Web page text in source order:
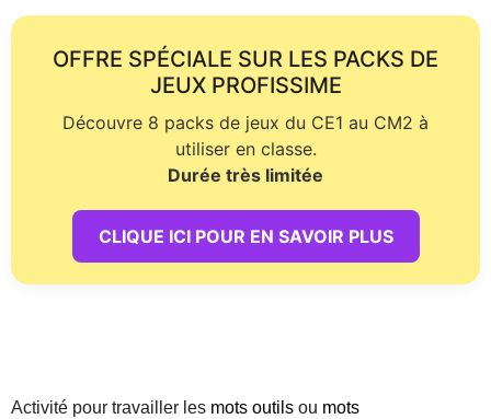
OFFRE SPÉCIALE SUR LES PACKS DE
JEUX PROFISSIME
Découvre 8 packs de jeux du CE1 au CM2 à
utiliser en classe.
Durée très limitée
CLIQUE ICI POUR EN SAVOIR PLUS
Activité pour travailler les mots outils ou mots